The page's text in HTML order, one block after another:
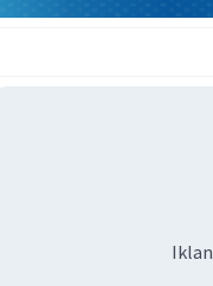
Iklan